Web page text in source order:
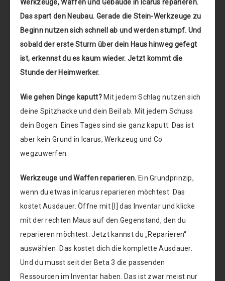
Werkzeuge, Waffen und Gebäude in Icarus reparieren.
Das spart den Neubau. Gerade die Stein-Werkzeuge zu
Beginn nutzen sich schnell ab und werden stumpf. Und
sobald der erste Sturm über dein Haus hinweg gefegt
ist, erkennst du es kaum wieder. Jetzt kommt die
Stunde der Heimwerker.
Wie gehen Dinge kaputt?Mit jedem Schlag nutzen sich
deine Spitzhacke und dein Beil ab. Mit jedem Schuss
dein Bogen. Eines Tages sind sie ganz kaputt. Das ist
aber kein Grund in Icarus, Werkzeug und Co
wegzuwerfen.
Werkzeuge und Waffen reparieren. Ein Grundprinzip,
wenn du etwas in Icarus reparieren möchtest: Das
kostet Ausdauer. Öffne mit [I] das Inventar und klicke
mit der rechten Maus auf den Gegenstand, den du
reparieren möchtest. Jetzt kannst du „Reparieren“
auswählen. Das kostet dich die komplette Ausdauer.
Und du musst seit der Beta 3 die passenden
Ressourcen im Inventar haben. Das ist zwar meist nur